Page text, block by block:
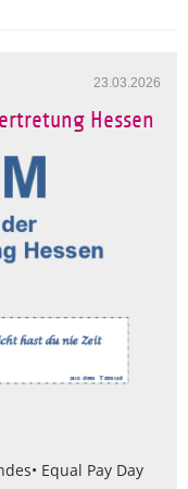
23.03.2026
Hessen
• Equal Pay Day